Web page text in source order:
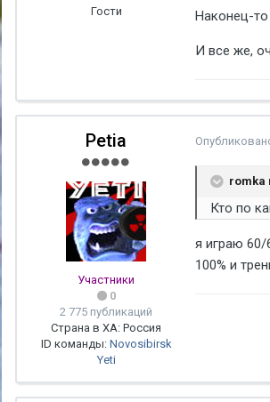
Гости Наконец-то
И все же,
Petia
Участники
0
2 775 публикаций
Страна в ХА: Россия
ID команды: Novosibirsk
Yeti
romka
Кто по
я играю 60/
100% и